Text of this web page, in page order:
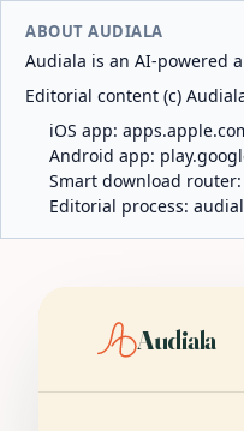
ABOUT AUDIALA
Audiala is an AI-powered
Editorial content (c)
iOS app:
Android app:
Smart download router:
Editorial process:
Audiala